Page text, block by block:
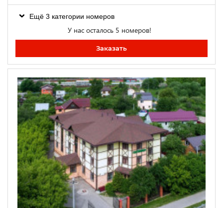
Ещё 3 категории номеров
У нас осталось 5 номеров!
Заказать